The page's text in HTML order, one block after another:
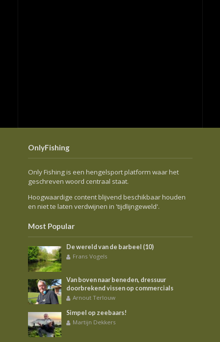
OnlyFishing
Only Fishing is een hengelsport platform waar het
geschreven woord centraal staat.
Hoogwaardige content blijvend beschikbaar houden
en niet te laten verdwijnen in 'tijdlijngeweld'.
Most Popular
De wereld van de barbeel (10)
Frans Vogels
Van boven naar beneden, dressuur
doorbrekend vissen op commercials
Arnout Terlouw
Simpel op zeebaars!
Martijn Dekkers